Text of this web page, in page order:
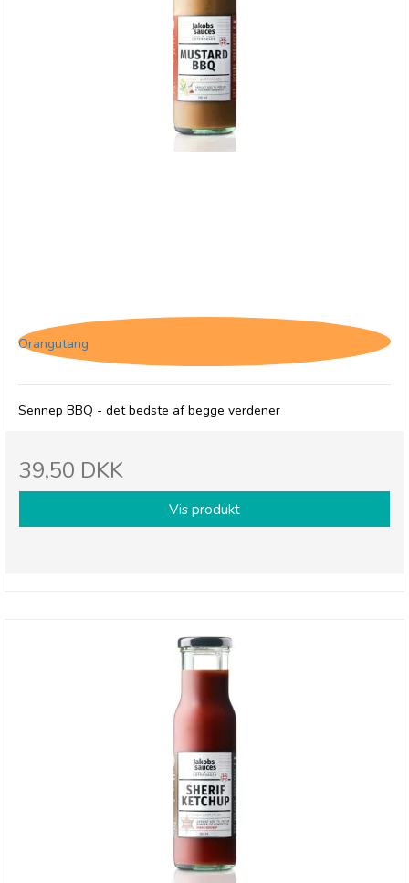
Orangutang
Sennep BBQ - det bedste af begge verdener
39,50 DKK
Vis produkt